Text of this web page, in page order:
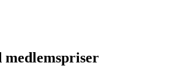
medlemspriser